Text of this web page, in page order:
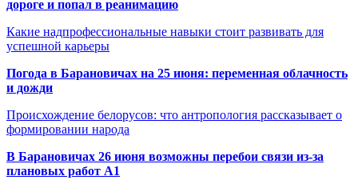
дороге и попал в реанимацию
Какие надпрофессиональные навыки стоит развивать для
успешной карьеры
Погода в Барановичах на 25 июня: переменная облачность
и дожди
Происхождение белорусов: что антропология рассказывает о
формировании народа
В Барановичах 26 июня возможны перебои связи из-за
плановых работ A1